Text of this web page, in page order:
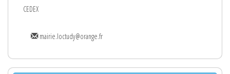
CEDEX
mairie.loctudy@orange.fr